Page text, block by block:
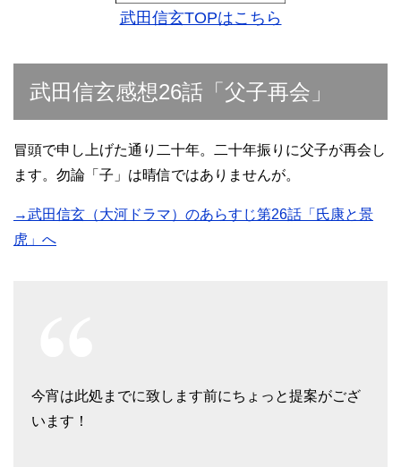
武田信玄TOPはこちら
武田信玄感想26話「父子再会」
冒頭で申し上げた通り二十年。二十年振りに父子が再会し
ます。勿論「子」は晴信ではありませんが。
→武田信玄（大河ドラマ）のあらすじ第26話「氏康と景
虎」へ
今宵は此処までに致します前にちょっと提案がござ
います！